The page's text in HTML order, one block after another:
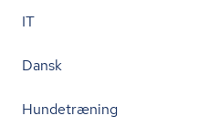
IT
Dansk
Hundetræning